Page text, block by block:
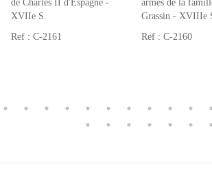
de Charles II d'Espagne -
XVIIe S.
Ref : C-2161
armes de la
Grassin - XVIIIe
Ref : C-2160